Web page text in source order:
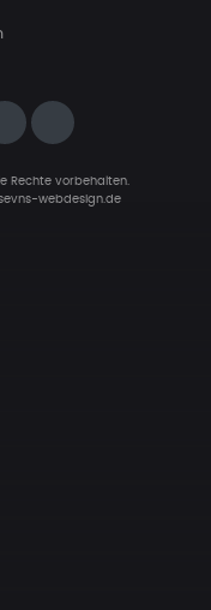
Rechte vorbehalten.
webdesign.de